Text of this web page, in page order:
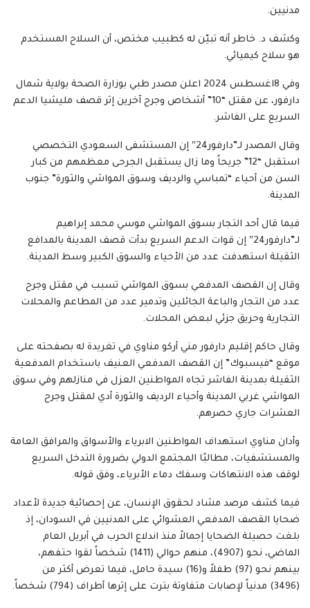
مدنيين.
وكشف د. خاطر أنه تبيّن له كطبيب مختص، أن السلاح المستخدم
هو سلاح كيميائي.
وفي 8اغسطس 2024 اعلن مصدر طبي بوزارة الصحة بولاية شمال
دارفور، عن مقتل “10” أشخاص وجرح آخرين إثر قصف مليشيا الدعم
السريع على الفاشر.
وقال المصدر لـ”دارفور24″ إن المستشفى السعودي التخصصي
استقبل “12” جريحاً وما زال يستقبل الجرحى معظمهم من كبار
السن من أحياء “تمباسي والرديف وسوق المواشي والثورة” جنوب
المدينة.
فيما قال أحد التجار بسوق المواشي موسي محمد إبراهيم
لـ”دارفور24″ إن قوات الدعم السريع بدأت قصف المدينة بالمدافع
الثقيلة استهدفت عدد من الأحياء والسوق الكبير وسط المدينة.
وقال إن القصف المدفعي بسوق المواشي تسبب في مقتل وجرح
عدد من التجار والباعة الجائلين وتدمير عدد من المطاعم والمحلات
التجارية وحريق جزئي لبعض المحلات.
وقال حاكم إقليم دارفور مني أركو مناوي في تغريدة له بصفحته على
موقع “فيسبوك” إن القصف المدفعي العنيف باستخدام المدفعية
الثقيلة بمدينة الفاشر تجاه المواطنين العزل في منازلهم وفي سوق
المواشي غربي المدينة وأحياء الرديف والثورة أدي لمقتل وجرح
العشرات جاري حصرهم.
وأدان مناوي استهداف المواطنين الابرياء والأسواق والمرافق العامة
والمستشفيات، مطالبًا المجتمع الدولي بضرورة التدخل السريع
لوقف هذه الانتهاكات وسفك دماء الأبرياء، وفق قوله.
فيما كشف مرصد مشاد لحقوق الإنسان، عن إحصائية جديدة لأعداد
ضحايا القصف المدفعي العشوائي على المدنيين في السودان، إذ
بلغت حصيلة الضحايا إجمالاً منذ اندلاع الحرب في أبريل العام
الماضي، نحو (4907)، منهم حوالي (1411) شخصاً لقوا حتفهم،
بينهم نحو (97) طفلاً و(16) سيدة حامل، فيما تعرض أكثر من
(3496) مدنياً لإصابات متفاوتة بترت على إثرها أطراف (794) شخصاً.